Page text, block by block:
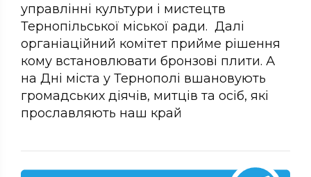
управлінні культури і мистецтв
Тернопільської міської ради. Далі
органіаційний комітет прийме рішення
кому встановлювати бронзові плити. А
на Дні міста у Тернополі вшановують
громадських діячів, митців та осіб, які
прославляють наш край